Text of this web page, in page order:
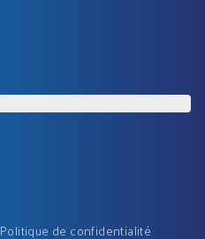
Politique de confidentialité